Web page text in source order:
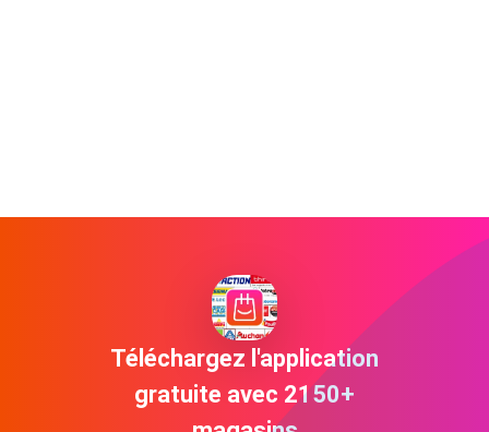
Téléchargez l'application
gratuite avec 2150+